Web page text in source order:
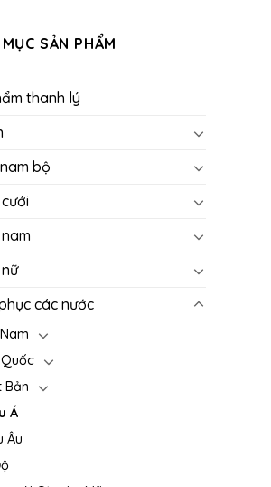
SẢN PHẨM
thanh lý
bộ
các nước
Bản
Á
Âu